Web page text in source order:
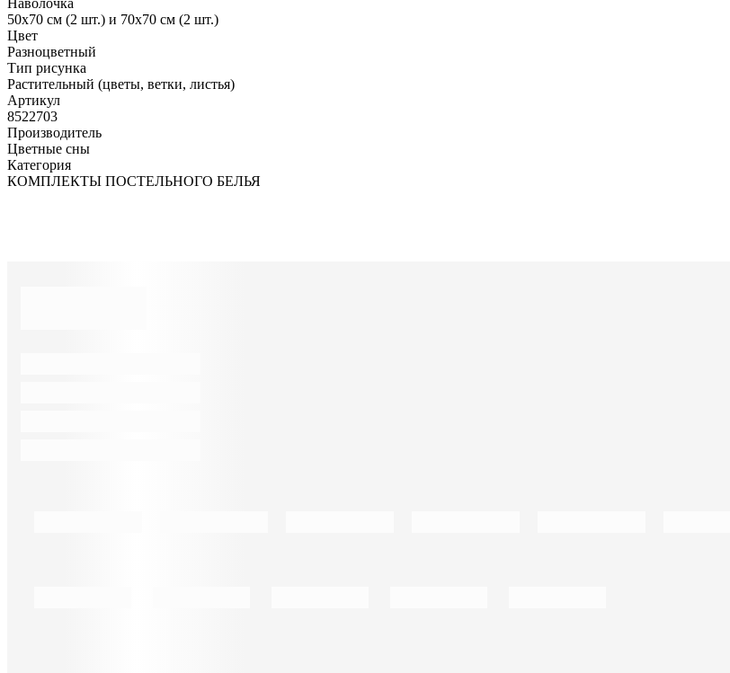
Наволочка
50х70 см (2 шт.) и 70х70 см (2 шт.)
Цвет
Разноцветный
Тип рисунка
Растительный (цветы, ветки, листья)
Артикул
8522703
Производитель
Цветные сны
Категория
КОМПЛЕКТЫ ПОСТЕЛЬНОГО БЕЛЬЯ